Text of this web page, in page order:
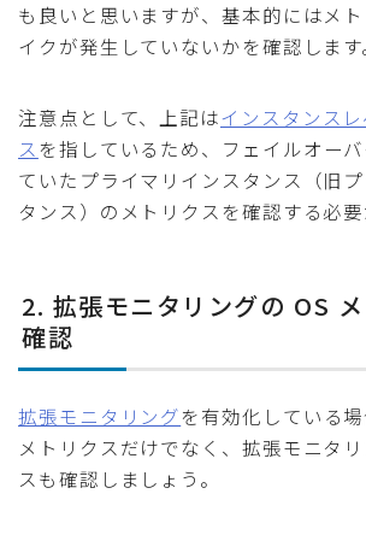
も良いと思いますが、基本的にはメ
イクが発生していないかを確認します
注意点として、上記はインスタンス
ス を指しているため、フェイルオー
ていたプライマリインスタンス（旧
タンス）のメトリクスを確認する必要
2. 拡張モニタリングの OS
確認
拡張モニタリングを有効化している
メトリクスだけでなく、拡張モニタ
スも確認しましょう。